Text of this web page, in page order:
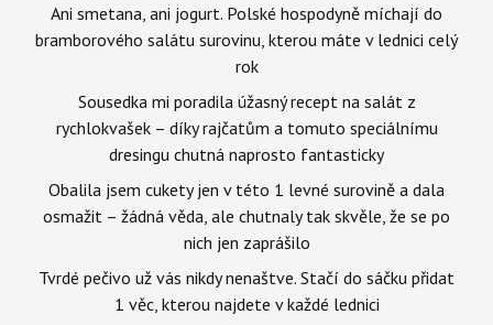
Ani smetana, ani jogurt. Polské hospodyně míchají do
bramborového salátu surovinu, kterou máte v lednici celý
rok
Sousedka mi poradila úžasný recept na salát z
rychlokvašek – díky rajčatům a tomuto speciálnímu
dresingu chutná naprosto fantasticky
Obalila jsem cukety jen v této 1 levné surovině a dala
osmažit – žádná věda, ale chutnaly tak skvěle, že se po
nich jen zaprášilo
Tvrdé pečivo už vás nikdy nenaštve. Stačí do sáčku přidat
1 věc, kterou najdete v každé lednici